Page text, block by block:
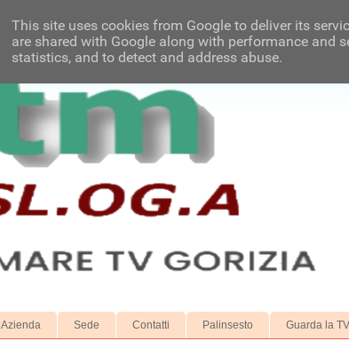
Azienda Sede Contatti Palinsesto Guarda la TV
This site uses cookies from Google to deliver its
are shared with Google along with performance and
statistics, and to detect and address abuse.